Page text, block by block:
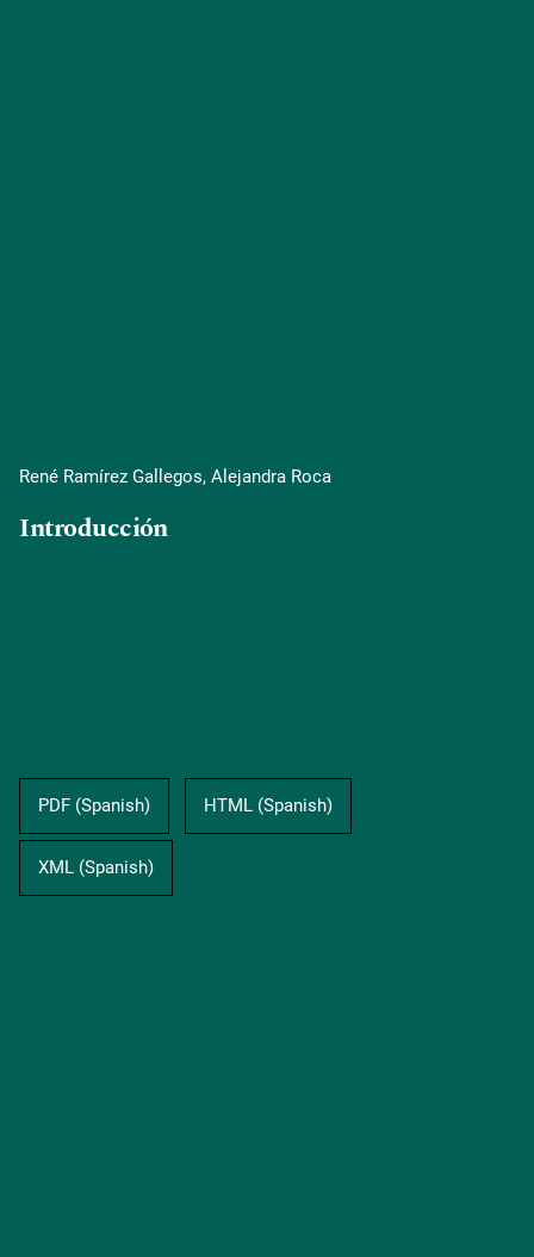
René Ramírez Gallegos, Alejandra Roca
Introducción
PDF (Spanish) HTML (Spanish)
XML (Spanish)